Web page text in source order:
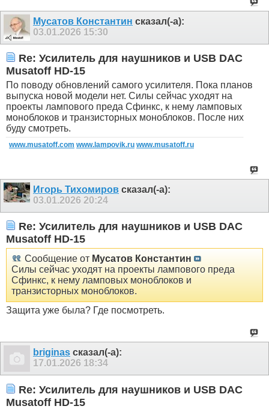
Мусатов Константин сказал(-а):
03.01.2026 15:30
Re: Усилитель для наушников и USB DAC
Musatoff HD-15
По поводу обновлений самого усилителя. Пока планов
выпуска новой модели нет. Силы сейчас уходят на
проекты лампового преда Сфинкс, к нему ламповых
моноблоков и транзисторных моноблоков. После них
буду смотреть.
www.musatoff.com www.lampovik.ru www.musatoff.ru
Игорь Тихомиров сказал(-а):
03.01.2026 20:24
Re: Усилитель для наушников и USB DAC
Musatoff HD-15
Сообщение от Мусатов Константин
Силы сейчас уходят на проекты лампового преда
Сфинкс, к нему ламповых моноблоков и
транзисторных моноблоков.
Защита уже была? Где посмотреть.
briginas сказал(-а):
17.01.2026 18:34
Re: Усилитель для наушников и USB DAC
Musatoff HD-15